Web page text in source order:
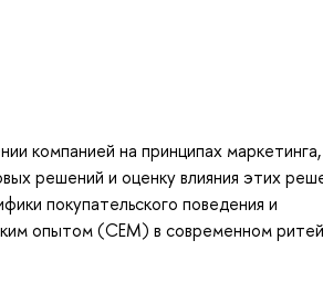
компанией на принципах маркетинга,
решений и оценку влияния этих
покупательского поведения и
опытом (СЕМ) в современном